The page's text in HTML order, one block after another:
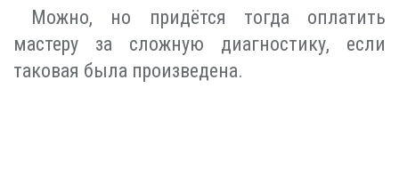
Можно, но придётся тогда оплатить
мастеру за сложную диагностику, если
таковая была произведена.